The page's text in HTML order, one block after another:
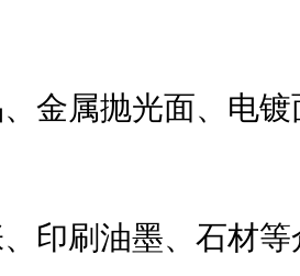
金属抛光面、电
印刷油墨、石材